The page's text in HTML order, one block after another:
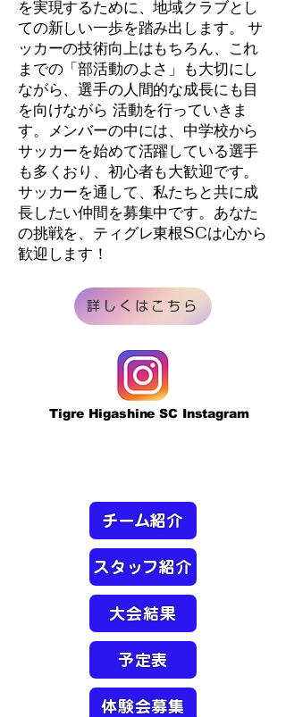
を実現するために、地域クラブとし
ての新しい一歩を踏み出します。 サ
ッカーの技術向上はもちろん、これ
までの「部活動のよさ」も大切にし
ながら、選手の人間的な成長にも目
を向けながら 活動を行っていきま
す。メンバーの中には、中学校から
サッカーを始めて活躍している選手
も多くおり、初心者も大歓迎です。
サッカーを通して、私たちと共に成
長したい仲間を募集中です。あなた
の挑戦を、ティグレ東根SCは心から
歓迎します！
詳しくはこちら
Tigre Higashine SC Instagram
チーム紹介
スタッフ紹介
大会結果
予定表
体験会募集